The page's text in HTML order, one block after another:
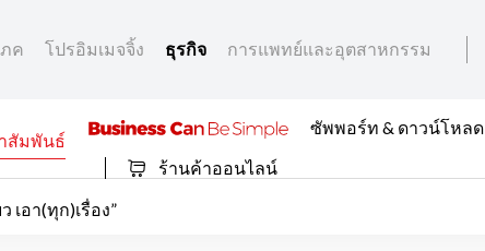
ค โปรอิมเมจจิ้ง ธุรกิจ การแพทย์และอุตสาหกรรม
สัมพันธ์
ซัพพอร์ท & ดาวน์โหลด
ร้านค้าออนไลน์
เอา(ทุก)เรื่อง”